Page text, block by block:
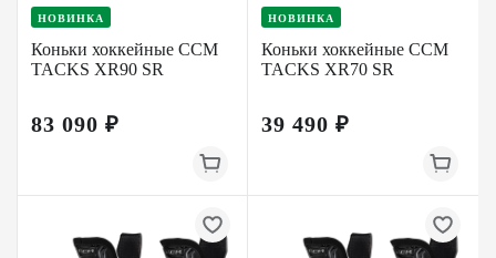
НОВИНКА
Коньки хоккейные CCM
TACKS XR90 SR
83 090 ₽
НОВИНКА
Коньки хоккейные CCM
TACKS XR70 SR
39 490 ₽